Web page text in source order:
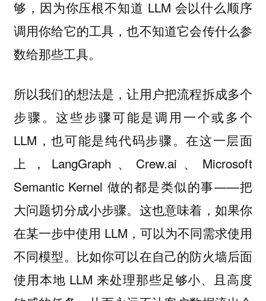
够，因为你压根不知道 LLM 会以什么顺序
调用你给它的工具，也不知道它会传什么参
数给那些工具。
所以我们的想法是，让用户把流程拆成多个
步骤。这些步骤可能是调用一个或多个
LLM，也可能是纯代码步骤。在这一层面
上，LangGraph、Crew.ai、Microsoft
Semantic Kernel 做的都是类似的事——把
大问题切分成小步骤。这也意味着，如果你
在某一步中使用 LLM，可以为不同需求使用
不同模型。比如你可以在自己的防火墙后面
使用本地 LLM 来处理那些足够小、且高度